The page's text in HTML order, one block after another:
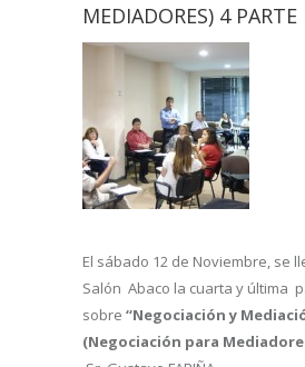
MEDIADORES) 4 PARTE
El sábado 12 de Noviembre, se
Salón Abaco la cuarta y última
sobre “Negociación y
(Negociación para